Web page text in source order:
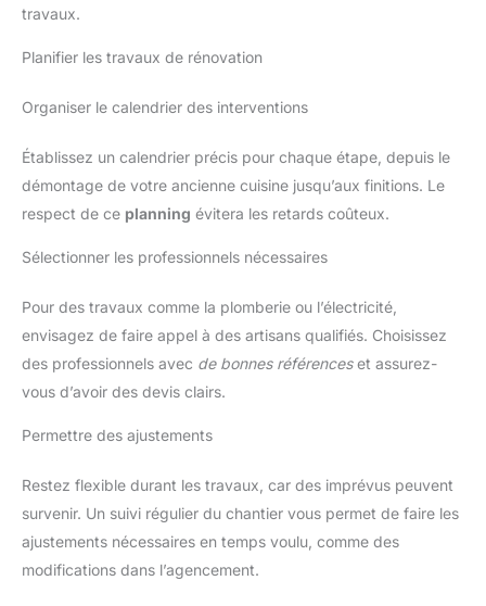
travaux.
Planifier les travaux de rénovation
Organiser le calendrier des interventions
Établissez un calendrier précis pour chaque étape, depuis le
démontage de votre ancienne cuisine jusqu’aux finitions. Le
respect de ce planning évitera les retards coûteux.
Sélectionner les professionnels nécessaires
Pour des travaux comme la plomberie ou l’électricité,
envisagez de faire appel à des artisans qualifiés. Choisissez
des professionnels avec de bonnes référenceset assurez-
vous d’avoir des devis clairs.
Permettre des ajustements
Restez flexible durant les travaux, car des imprévus peuvent
survenir. Un suivi régulier du chantier vous permet de faire les
ajustements nécessaires en temps voulu, comme des
modifications dans l’agencement.